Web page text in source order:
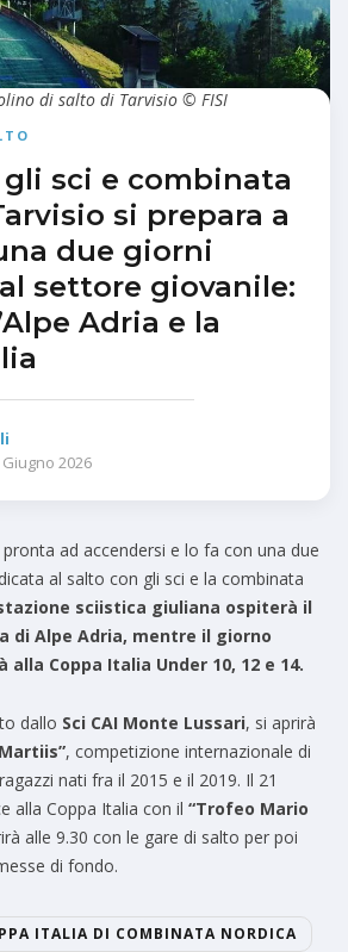
sci e combinata
si prepara a
due giorni
settore giovanile:
Adria e la
Giugno 2026
di salto di Tarvisio © FISI
pronta ad accendersi e lo fa con una due
al salto con gli sci e la combinata
sciistica giuliana ospiterà il
di Alpe Adria, mentre il giorno
Coppa Italia Under 10, 12 e 14.
dallo Sci CAI Monte Lussari, si aprirà
, competizione internazionale di
nati fra il 2015 e il 2019. Il 21
alla Coppa Italia con il “Trofeo Mario
alle 9.30 con le gare di salto per poi
di fondo.
ITALIA DI COMBINATA NORDICA